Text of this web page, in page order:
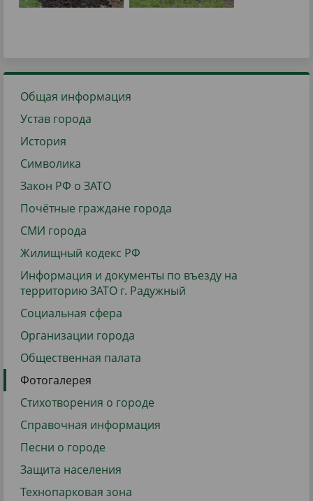
Общая информация
Устав города
История
Символика
Закон РФ о ЗАТО
Почётные граждане города
СМИ города
Жилищный кодекс РФ
Информация и документы по въезду на
территорию ЗАТО г. Радужный
Социальная сфера
Организации города
Общественная палата
Фотогалерея
Стихотворения о городе
Справочная информация
Песни о городе
Защита населения
Технопарковая зона